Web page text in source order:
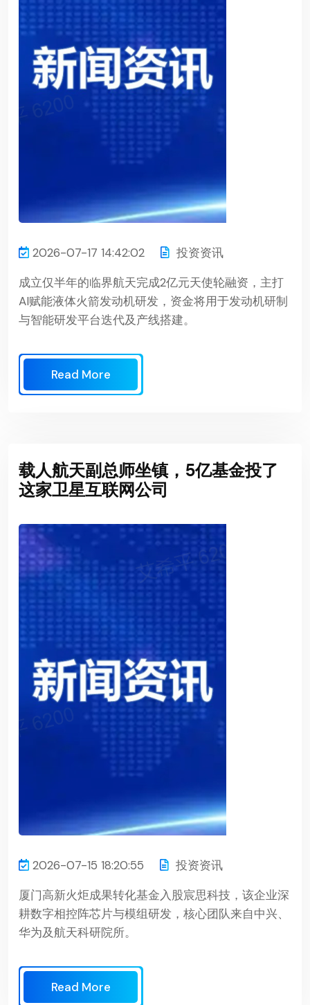
2026-07-17 14:42:02
投资资讯
成立仅半年的临界航天完成2亿元天使轮融资，主打
AI赋能液体火箭发动机研发，资金将用于发动机研制
与智能研发平台迭代及产线搭建。
Read More
载人航天副总师坐镇，5亿基金投了
这家卫星互联网公司
2026-07-15 18:20:55
投资资讯
厦门高新火炬成果转化基金入股宸思科技，该企业深
耕数字相控阵芯片与模组研发，核心团队来自中兴、
华为及航天科研院所。
Read More